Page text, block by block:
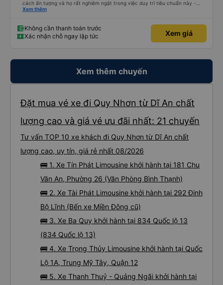
cách ấn tượng và họ rất nghiêm ngặt trong việc duy trì tiêu chuẩn này -
không được phép ăn trên xe. Đây là lần đầu tiên tôi thấy sự chú trọng đến
suốt chuyến đi. • Tùy chọn sạc: Có sẵn cổng sạc USB và USB-C, đây cũng
là lần đầu tiên tôi thấy. • Môi trường yên tĩnh và thanh bình: Họ không bật
đèn không cần thiết hoặc bật nhạc lớn, giúp tôi dễ dàng thư giãn và ngủ
nhiên, họ đã đền bù cho tôi 100.000 VND, tôi thấy công bằng. • Tài xế không
thân thiện: Tài xế không thực sự thân thiện hoặc hữu ích, nhưng không đến
tưởng. Nhìn chung: Mặc dù có một vài bất tiện nhỏ, tôi đã có trải nghiệm
tích cực với công ty này. Đây là dịch vụ xe buýt tốt nhất mà tôi từng sử
đáng kể và tôi sẽ giới thiệu dịch vụ này cho bất kỳ ai đi tuyến đường này.
Xem thêm
Không cần thanh toán trước
Xác nhận chỗ ngay lập tức
Xem giá
Xem thêm chuyến
Đặt mua vé xe đi Quy Nhơn từ Dĩ An chất
lượng cao và giá vé ưu đãi nhất: 21 chuyến
Tư vấn TOP 10 xe khách đi Quy Nhơn từ Dĩ An chất
lượng cao, uy tín, giá rẻ nhất 08/2026
🚌 1. Xe Tín Phát Limousine khởi hành tại 181 Chu
Văn An, Phường 26 (Văn Phòng Bình Thạnh)
🚌 2. Xe Tài Phát Limousine khởi hành tại 292 Đinh
Bộ Lĩnh (Bến xe Miền Đông cũ)
🚌 3. Xe Ba Quy khởi hành tại 834 Quốc lộ 13
(834 Quốc lộ 13)
🚌 4. Xe Trọng Thủy Limousine khởi hành tại Quốc
Lộ 1A, Trung Mỹ Tây, Quận 12
🚌 5. Xe Thanh Thuỷ - Quảng Ngãi khởi hành tại